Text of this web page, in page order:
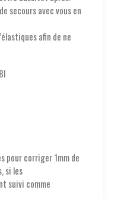
secours avec vous en
afin de ne
pour corriger 1mm de
si les
suivi comme